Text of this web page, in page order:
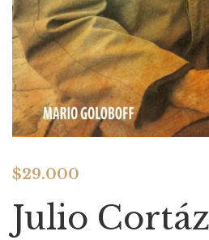
$29.000
Julio